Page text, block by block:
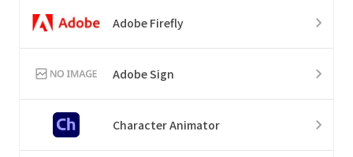
Adobe Firefly
Adobe Sign
Character Animator